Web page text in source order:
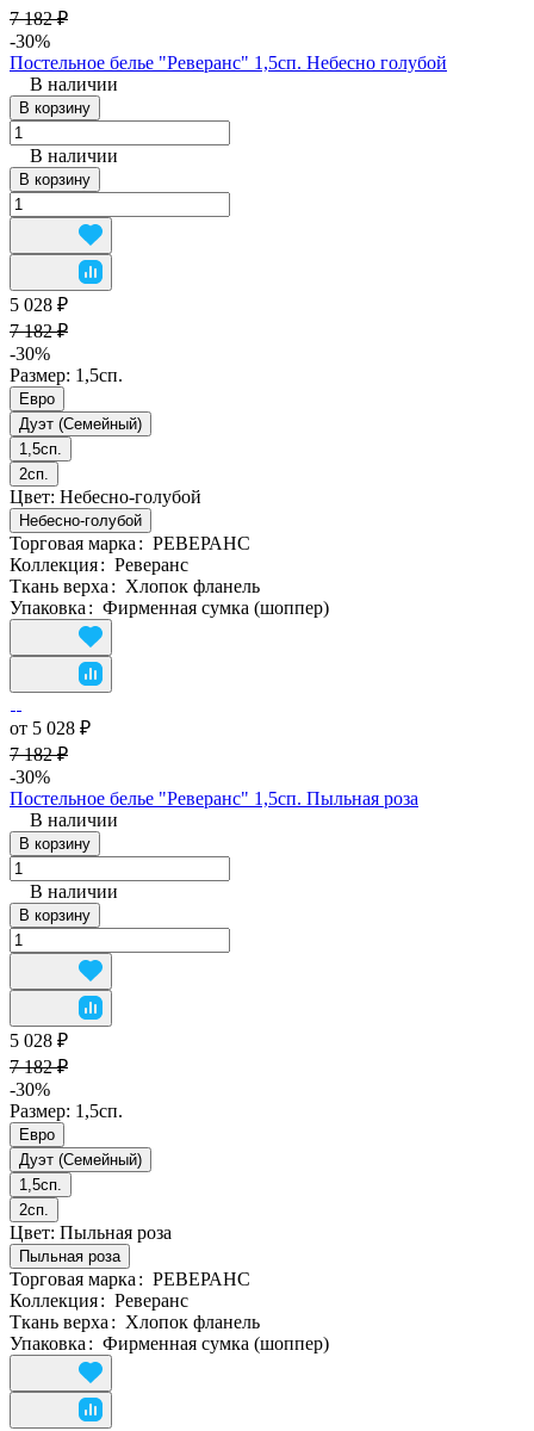
7 182 ₽
-30%
Постельное белье "Реверанс" 1,5сп. Небесно голубой
В наличии
В корзину
В наличии
В корзину
5 028 ₽
7 182 ₽
-30%
Размер: 1,5сп.
Евро
Дуэт (Семейный)
1,5сп.
2сп.
Цвет: Небесно-голубой
Небесно-голубой
Торговая марка : РЕВЕРАНС
Коллекция: Реверанс
Ткань верха : Хлопок фланель
Упаковка : Фирменная сумка (шоппер)
от 5 028 ₽
7 182 ₽
-30%
Постельное белье "Реверанс" 1,5сп. Пыльная роза
В наличии
В корзину
В наличии
В корзину
5 028 ₽
7 182 ₽
-30%
Размер: 1,5сп.
Евро
Дуэт (Семейный)
1,5сп.
2сп.
Цвет: Пыльная роза
Пыльная роза
Торговая марка : РЕВЕРАНС
Коллекция: Реверанс
Ткань верха : Хлопок фланель
Упаковка : Фирменная сумка (шоппер)